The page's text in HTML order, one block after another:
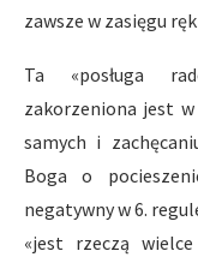
zawsze w zasięgu
Ta «posługa
zakorzeniona jest
samych i
Boga o
negatywny w 6.
«jest rzeczą